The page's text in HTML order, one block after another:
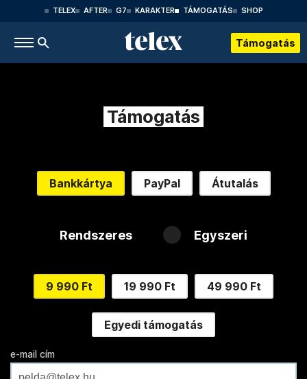
TELEX AFTER G7 KARAKTER TÁMOGATÁS SHOP
Támogatás
Támogatás
Bankkártya PayPal Átutalás
Rendszeres Egyszeri
9 990 Ft 19 990 Ft 49 990 Ft
Egyedi támogatás
e-mail cím